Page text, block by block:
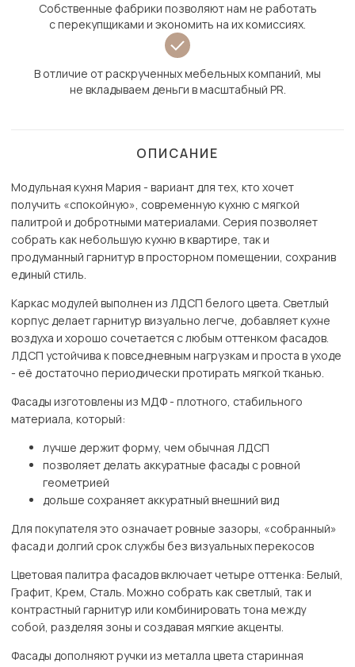
Собственные фабрики позволяют нам не работать
с перекупщиками и экономить на их комиссиях.
В отличие от раскрученных мебельных компаний, мы
не вкладываем деньги в масштабный PR.
ОПИСАНИЕ
Модульная кухня Мария - вариант для тех, кто хочет
получить «спокойную», современную кухню с мягкой
палитрой и добротными материалами. Серия позволяет
собрать как небольшую кухню в квартире, так и
продуманный гарнитур в просторном помещении, сохранив
единый стиль.
Каркас модулей выполнен из ЛДСП белого цвета. Светлый
корпус делает гарнитур визуально легче, добавляет кухне
воздуха и хорошо сочетается с любым оттенком фасадов.
ЛДСП устойчива к повседневным нагрузкам и проста в уходе
- её достаточно периодически протирать мягкой тканью.
Фасады изготовлены из МДФ - плотного, стабильного
материала, который:
лучше держит форму, чем обычная ЛДСП
позволяет делать аккуратные фасады с ровной
геометрией
дольше сохраняет аккуратный внешний вид
Для покупателя это означает ровные зазоры, «собранный»
фасад и долгий срок службы без визуальных перекосов
Цветовая палитра фасадов включает четыре оттенка: Белый,
Графит, Крем, Сталь. Можно собрать как светлый, так и
контрастный гарнитур или комбинировать тона между
собой, разделяя зоны и создавая мягкие акценты.
Фасады дополняют ручки из металла цвета старинная